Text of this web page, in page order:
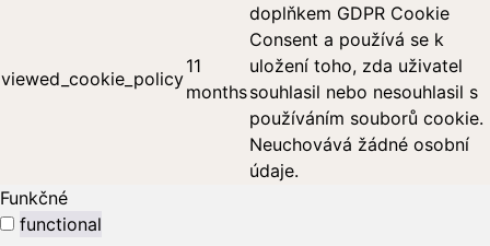
viewed_cookie_policy
11
months
doplňkem GDPR Cookie
Consent a používá se k
uložení toho, zda uživatel
souhlasil nebo nesouhlasil s
používáním souborů cookie.
Neuchovává žádné osobní
údaje.
Funkčné
functional